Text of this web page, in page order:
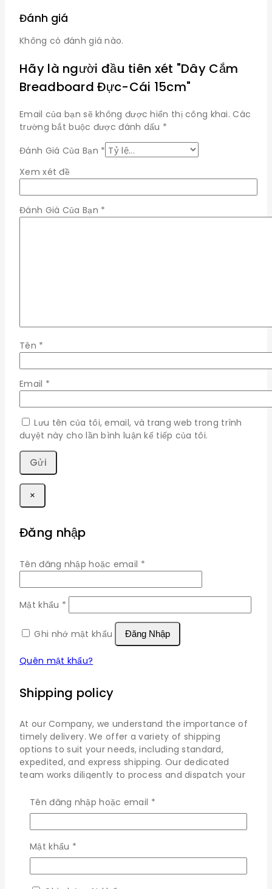
Đánh giá
Không có đánh giá nào.
Hãy là người đầu tiên xét "Dây Cắm
Breadboard Đực-Cái 15cm"
Email của bạn sẽ không được hiển thị công khai. Các
trường bắt buộc được đánh dấu *
Đánh Giá Của Bạn *
Xem xét đề
Đánh Giá Của Bạn *
Tên *
Email *
Lưu tên của tôi, email, và trang web trong trình
duyệt này cho lần bình luận kế tiếp của tôi.
×
Đăng nhập
Tên đăng nhập hoặc email *Bắt
Mật khẩu *
buộc
Ghi nhớ mật khẩu
Đăng Nhập
Quên mật khẩu?
Shipping policy
At our Company, we understand the importance of
timely delivery. We offer a variety of shipping
options to suit your needs, including standard,
expedited, and express shipping. Our dedicated
team works diligently to process and dispatch your
doorstep within the estimated timeframe.
about our shipping process:
Tên đăng nhập hoặc email *Bắt
buộc
Mật khẩu *
buộc